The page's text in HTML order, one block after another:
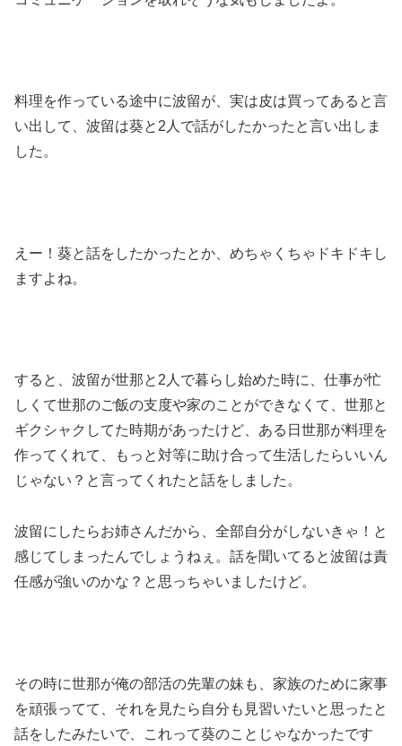
料理を作っている途中に波留が、実は皮は買ってあると言
い出して、波留は葵と2人で話がしたかったと言い出しま
した。
えー！葵と話をしたかったとか、めちゃくちゃドキドキし
ますよね。
すると、波留が世那と2人で暮らし始めた時に、仕事が忙
しくて世那のご飯の支度や家のことができなくて、世那と
ギクシャクしてた時期があったけど、ある日世那が料理を
作ってくれて、もっと対等に助け合って生活したらいいん
じゃない？と言ってくれたと話をしました。
波留にしたらお姉さんだから、全部自分がしないきゃ！と
感じてしまったんでしょうねぇ。話を聞いてると波留は責
任感が強いのかな？と思っちゃいましたけど。
その時に世那が俺の部活の先輩の妹も、家族のために家事
を頑張ってて、それを見たら自分も見習いたいと思ったと
話をしたみたいで、これって葵のことじゃなかったです